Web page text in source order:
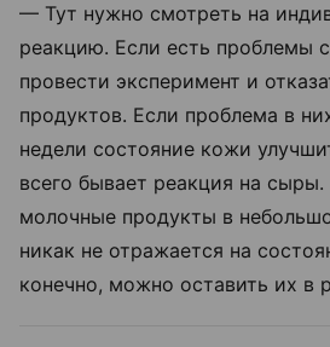
— Тут нужно смотреть на
реакцию. Если есть проблемы
провести эксперимент и
продуктов. Если проблема в
недели состояние кожи
всего бывает реакция на
молочные продукты в
никак не отражается на
конечно, можно оставить их в